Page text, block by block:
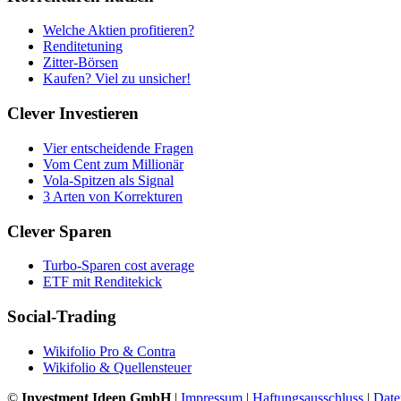
Welche Aktien profitieren?
Renditetuning
Zitter-Börsen
Kaufen? Viel zu unsicher!
Clever Investieren
Vier entscheidende Fragen
Vom Cent zum Millionär
Vola-Spitzen als Signal
3 Arten von Korrekturen
Clever Sparen
Turbo-Sparen cost average
ETF mit Renditekick
Social-Trading
Wikifolio Pro & Contra
Wikifolio & Quellensteuer
© Investment Ideen GmbH| Impressum | Haftungsausschluss |